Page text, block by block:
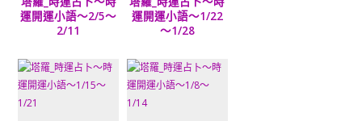
運開運小語～2/5～
2/11
運開運小語～1/22
～1/28